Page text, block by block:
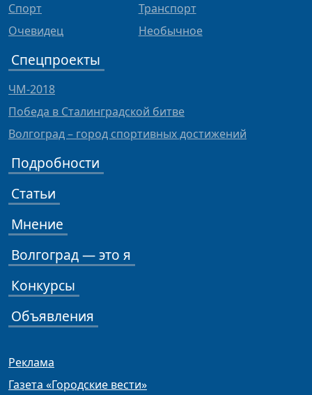
Спорт
Очевидец
Транспорт
Необычное
Спецпроекты
ЧМ-2018
Победа в Сталинградской битве
Волгоград – город спортивных достижений
Подробности
Статьи
Мнение
Волгоград — это я
Конкурсы
Объявления
Реклама
Газета «Городские вести»